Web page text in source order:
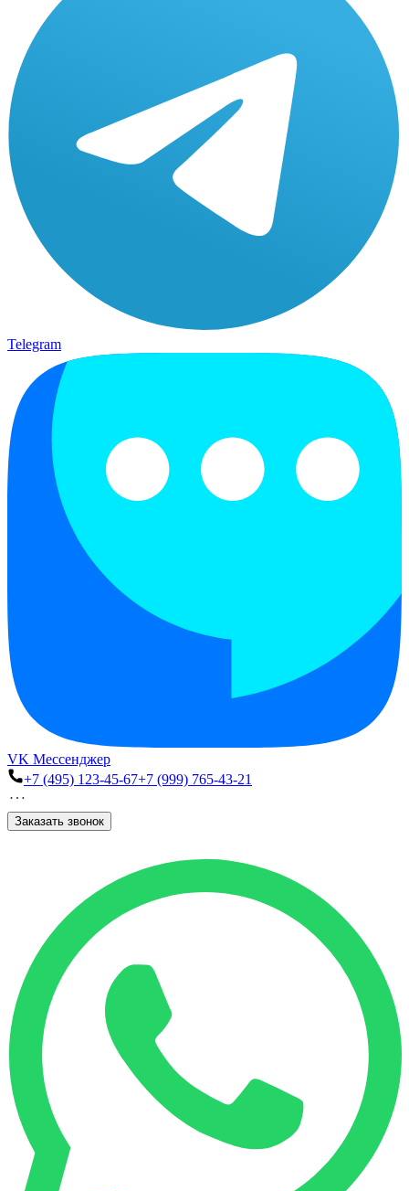
Telegram
VK Мессенджер
+7 (495) 123-45-67+7 (999) 765-43-21
Заказать звонок